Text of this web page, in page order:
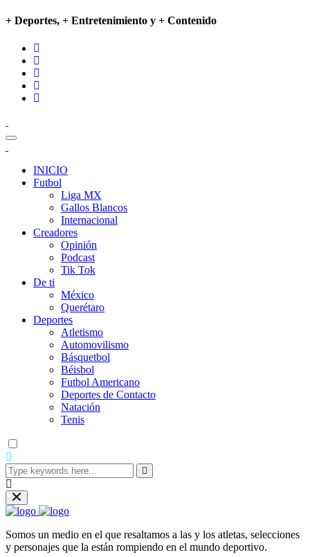
+ Deportes, + Entretenimiento y + Contenido
INICIO
Futbol
Liga MX
Gallos Blancos
Internacional
Creadores
Opinión
Podcast
Tik Tok
De ti
México
Querétaro
Deportes
Atletismo
Automovilismo
Básquetbol
Béisbol
Futbol Americano
Deportes de Contacto
Natación
Tenis
Somos un medio en el que resaltamos a las y los atletas, selecciones
y personajes que la están rompiendo en el mundo deportivo.